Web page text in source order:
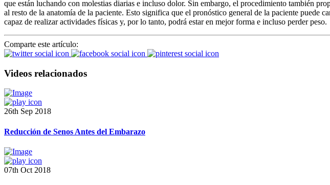
que están luchando con molestias diarias e incluso dolor. Sin embargo, el procedimiento también
al resto de la anatomía de la paciente. Esto significa que el pronóstico general de la paciente puede
capaz de realizar actividades físicas y, por lo tanto, podrá estar en mejor forma e incluso perder peso.
Comparte este artículo:
Videos relacionados
26th Sep 2018
Reducción de Senos Antes del Embarazo
07th Oct 2018